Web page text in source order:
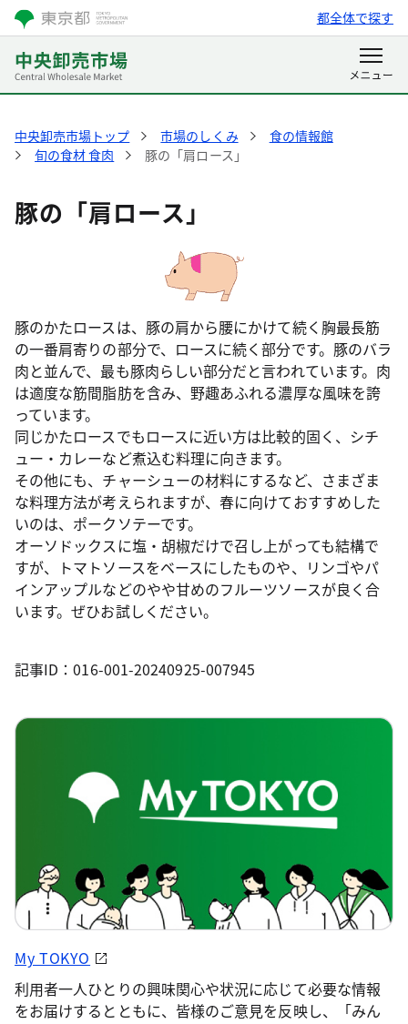
都全体で探す
中央卸売市場トップ 市場のしくみ
食の情報館
旬の食材 食肉
豚の「肩ロース」
豚の「肩ロース」
豚のかたロースは、豚の肩から腰にかけて続く胸最長筋
の一番肩寄りの部分で、ロースに続く部分です。豚のバラ
肉と並んで、最も豚肉らしい部分だと言われています。肉
は適度な筋間脂肪を含み、野趣あふれる濃厚な風味を誇
っています。
同じかたロースでもロースに近い方は比較的固く、シチ
ュー・カレーなど煮込む料理に向きます。
その他にも、チャーシューの材料にするなど、さまざま
な料理方法が考えられますが、春に向けておすすめした
いのは、ポークソテーです。
オーソドックスに塩・胡椒だけで召し上がっても結構で
すが、トマトソースをベースにしたものや、リンゴやパ
インアップルなどのやや甘めのフルーツソースが良く合
います。ぜひお試しください。
記事ID：016-001-20240925-007945
My TOKYO
利用者一人ひとりの興味関心や状況に応じて必要な情報
をお届けするとともに、皆様のご意見を反映し、「みん